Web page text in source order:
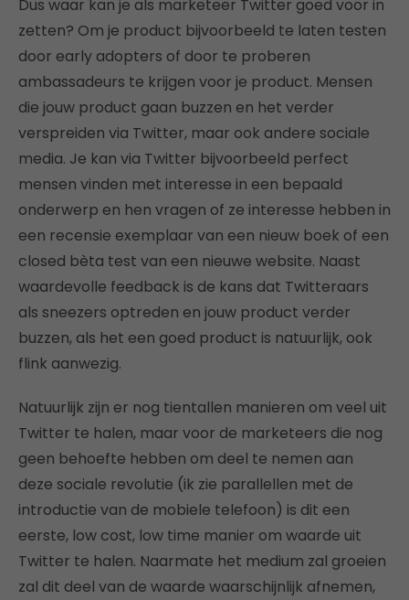
Dus waar kan je als marketeer Twitter goed voor in
zetten? Om je product bijvoorbeeld te laten testen
door early adopters of door te proberen
ambassadeurs te krijgen voor je product. Mensen
die jouw product gaan buzzen en het verder
verspreiden via Twitter, maar ook andere sociale
media. Je kan via Twitter bijvoorbeeld perfect
mensen vinden met interesse in een bepaald
onderwerp en hen vragen of ze interesse hebben in
een recensie exemplaar van een nieuw boek of een
closed bèta test van een nieuwe website. Naast
waardevolle feedback is de kans dat Twitteraars
als sneezers optreden en jouw product verder
buzzen, als het een goed product is natuurlijk, ook
flink aanwezig.
Natuurlijk zijn er nog tientallen manieren om veel uit
Twitter te halen, maar voor de marketeers die nog
geen behoefte hebben om deel te nemen aan
deze sociale revolutie (ik zie parallellen met de
introductie van de mobiele telefoon) is dit een
eerste, low cost, low time manier om waarde uit
Twitter te halen. Naarmate het medium zal groeien
zal dit deel van de waarde waarschijnlijk afnemen,